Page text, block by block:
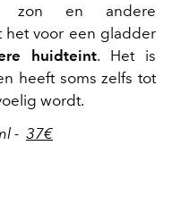
zon en andere
het voor een gladder
huidteint. Het is
heeft soms zelfs tot
wordt.
- 37€